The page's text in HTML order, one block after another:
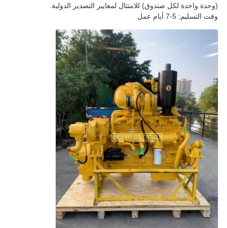
(وحدة واحدة لكل صندوق) للامتثال لمعايير التصدير الدولية.
وقت التسليم: 5-7 أيام عمل